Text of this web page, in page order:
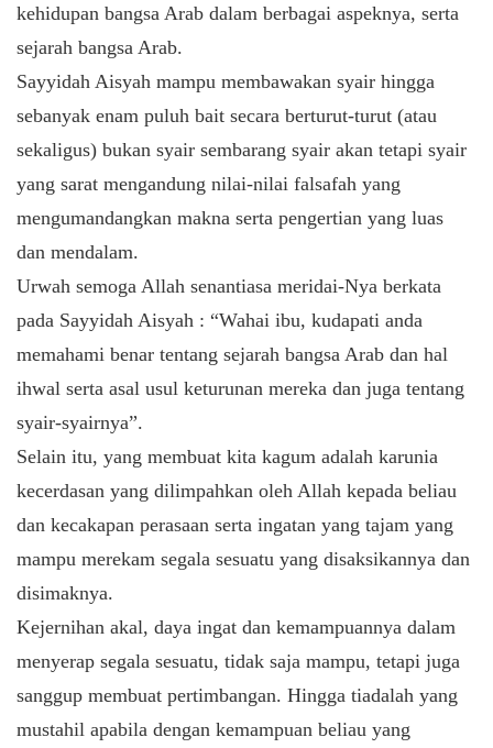
kehidupan bangsa Arab dalam berbagai aspeknya, serta
sejarah bangsa Arab.
Sayyidah Aisyah mampu membawakan syair hingga
sebanyak enam puluh bait secara berturut-turut (atau
sekaligus) bukan syair sembarang syair akan tetapi syair
yang sarat mengandung nilai-nilai falsafah yang
mengumandangkan makna serta pengertian yang luas
dan mendalam.
Urwah semoga Allah senantiasa meridai-Nya berkata
pada Sayyidah Aisyah : “Wahai ibu, kudapati anda
memahami benar tentang sejarah bangsa Arab dan hal
ihwal serta asal usul keturunan mereka dan juga tentang
syair-syairnya”.
Selain itu, yang membuat kita kagum adalah karunia
kecerdasan yang dilimpahkan oleh Allah kepada beliau
dan kecakapan perasaan serta ingatan yang tajam yang
mampu merekam segala sesuatu yang disaksikannya dan
disimaknya.
Kejernihan akal, daya ingat dan kemampuannya dalam
menyerap segala sesuatu, tidak saja mampu, tetapi juga
sanggup membuat pertimbangan. Hingga tiadalah yang
mustahil apabila dengan kemampuan beliau yang